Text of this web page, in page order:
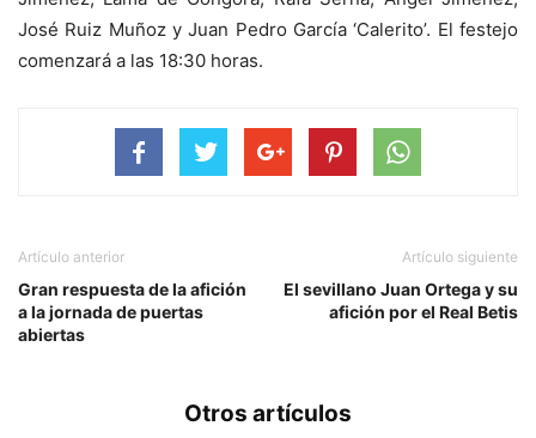
José Ruiz Muñoz y Juan Pedro García ‘Calerito’. El festejo
comenzará a las 18:30 horas.
Artículo anterior
Gran respuesta de la afición
a la jornada de puertas
abiertas
Artículo siguiente
El sevillano Juan Ortega y su
afición por el Real Betis
Otros artículos